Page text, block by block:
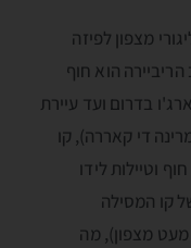
מצפון לפיזה
הריביירה הוא חוף
בדרום ועד עיירת
די קאררה), קו
וטיילות לידו
קו המסילה
מעט מצפון), מה